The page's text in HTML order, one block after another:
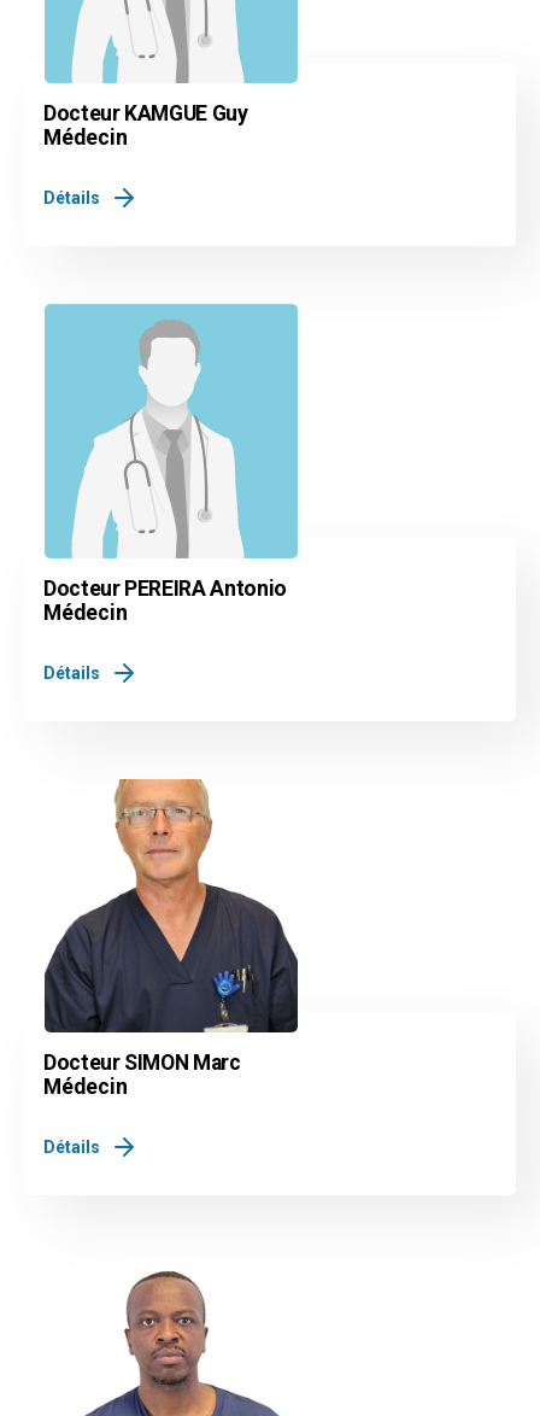
Docteur KAMGUE Guy
Médecin
Détails
Docteur PEREIRA Antonio
Médecin
Détails
Docteur SIMON Marc
Médecin
Détails